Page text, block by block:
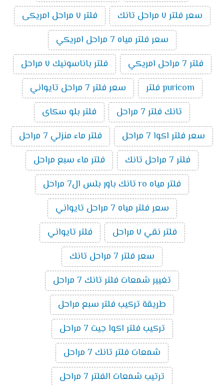
سعر فلتر ٧ مراحل تانك
فلتر ٧ مراحل امريكى
سعر فلتر مياه 7 مراحل امريكي
فلتر 7 مراحل امريكي
فلتر باناسونيك ٧ مراحل
puricom فلتر
سعر فلتر 7 مراحل تايواني
تانك فلتر 7 مراحل
فلتر بلو سكاى
سعر فلتر اكوا 7 مراحل
فلتر ماء منزلي 7 مراحل
فلتر 7 مراحل تانك
فلتر ماء سبع مراحل
فلتر مياه ro تانك باور بلس ال7 مراحل
سعر فلتر مياه 7 مراحل تايواني
فلتر نقي ٧ مراحل
فلتر تايواني
سعر فلتر 7 مراحل تانك
تغيير شمعات فلتر تانك 7 مراحل
طريقة تركيب فلتر سبع مراحل
تركيب فلتر اكوا جيت 7 مراحل
شمعات فلتر تانك 7 مراحل
ترتيب شمعات الفلتر 7 مراحل